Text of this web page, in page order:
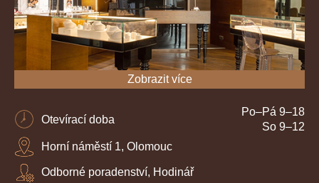
Zobrazit více
Otevírací doba
Po–Pá 9–18
So 9–12
Horní náměstí 1, Olomouc
Odborné poradenství, Hodinář